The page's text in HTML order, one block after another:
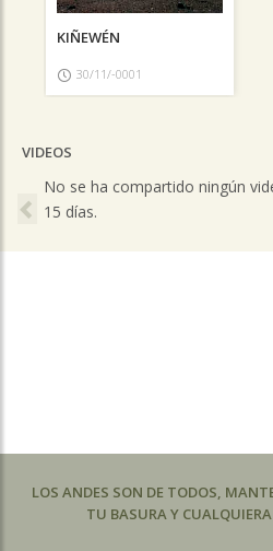
KIÑEWÉN
30/11/-0001
VIDEOS
No se ha compartido ningún
15 días.
Previous
LOS ANDES SON DE TODOS,
TU BASURA Y